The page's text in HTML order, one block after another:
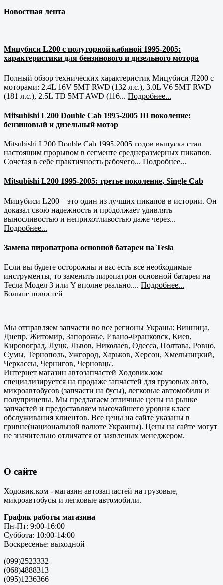
Новостная лента
Мицубиси L200 с полуторной кабиной 1995-2005:
характеристики для бензинового и дизельного мотора
Полный обзор технических характеристик Мицубиси Л200 с
моторами: 2.4L 16V 5MT RWD (132 л.с.), 3.0L V6 5MT RWD
(181 л.с.), 2.5L TD 5MT AWD (116... Подробнее...
Mitsubishi L200 Double Cab 1995-2005 III поколение:
бензиновый и дизельный мотор
Mitsubishi L200 Double Cab 1995-2005 годов выпуска стал
настоящим прорывом в сегменте среднеразмерных пикапов.
Сочетая в себе практичность рабочего... Подробнее...
Mitsubishi L200 1995-2005: третье поколение, Single Cab
Мицубиси L200 – это один из лучших пикапов в истории. Он
доказал свою надежность и продолжает удивлять
выносливостью и неприхотливостью даже через...
Подробнее...
Замена пиропатрона основной батареи на Tesla
Если вы будете осторожны и вас есть все необходимые
инструменты, то заменить пиропатрон основной батареи на
Тесла Модел 3 или Y вполне реально.... Подробнее...
Больше новостей
Мы отправляем запчасти во все регионы Украны: Винница,
Днепр, Житомир, Запорожье, Ивано-Франковск, Киев,
Кировоград, Луцк, Львов, Николаев, Одесса, Полтава, Ровно,
Сумы, Тернополь, Ужгород, Харьков, Херсон, Хмельницкий,
Черкассы, Чернигов, Черновцы.
Интернет магазин автозапчастей Ходовик.ком
специализируется на продаже запчастей для грузовых авто,
микроавтобусов (запчасти на бусы), легковые автомобили и
полуприцепы. Мы предлагаем отличные цены на рынке
запчастей и предоставляем высочайшего уровня класс
обслуживания клиентов. Все цены на сайте указаны в
гривне(национальной валюте Украины). Цены на сайте могут
не значительно отличатся от заявленых менеджером.
О сайте
Ходовик.ком - магазин автозапчастей на грузовые,
микроавтобусы и легковые автомобили.
График работы магазина
Пн-Пт: 9:00-16:00
Суббота: 10:00-14:00
Воскресенье: выходной
(099)2523332
(068)4888313
(095)1236366